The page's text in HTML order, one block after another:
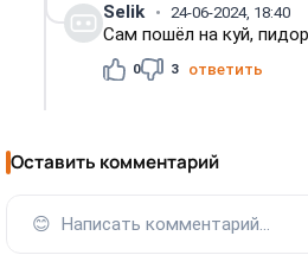
Selik 24-06-2024, 18:40
Сам пошёл на куй,
0 3 ответить
Оставить комментарий
😊 Написать комментарий...